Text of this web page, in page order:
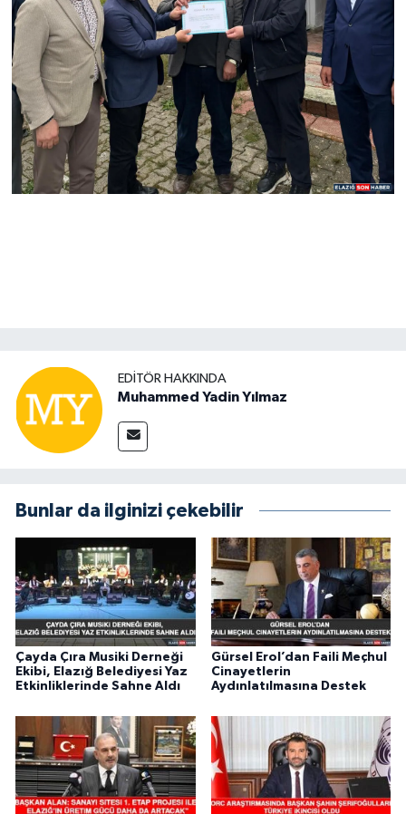
EDITÖR HAKKINDA
Muhammed Yadin Yılmaz
Bunlar da ilginizi çekebilir
Çayda Çıra Musiki Derneği
Ekibi, Elazığ Belediyesi Yaz
Etkinliklerinde Sahne Aldı
Gürsel Erol’dan Faili Meçhul
Cinayetlerin
Aydınlatılmasına Destek